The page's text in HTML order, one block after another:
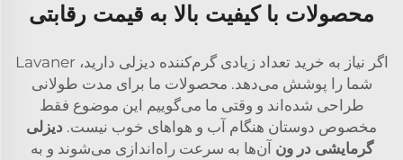
محصولات با کیفیت بالا به قیمت رقابتی
اگر نیاز به خرید تعداد زیادی گرم‌کننده دیزلی دارید، Lavaner
شما را پوشش می‌دهد. محصولات ما برای مدت طولانی
طراحی شده‌اند و وقتی ما می‌گوییم این موضوع فقط
مخصوص دوستان هنگام آب و هواهای خوب نیست. دیزلی
گرمایشی در ون آن‌ها به سرعت راه‌اندازی می‌شوند و به